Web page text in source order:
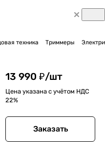
техника Триммеры
13 990 ₽/шт
Цена указана с учётом НДС
22%
Заказать